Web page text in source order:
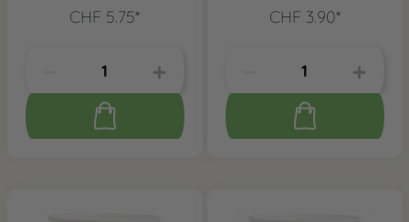
CHF 5.75*
CHF 3.90*